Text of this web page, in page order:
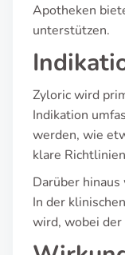
Apotheken
unterstützen.
Zyloric wird
Indikation
werden, wie
klare
Darüber
In der
wird, wobei